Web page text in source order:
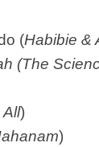
(Habibie &
(The
)
)